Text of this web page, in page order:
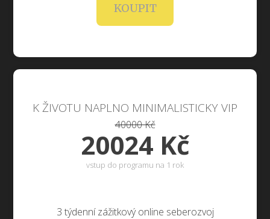
KOUPIT
K ŽIVOTU NAPLNO MINIMALISTICKY VIP
40000 Kč
20024 Kč
vstup do programu na 1 rok
3 týdenní zážitkový online seberozvoj